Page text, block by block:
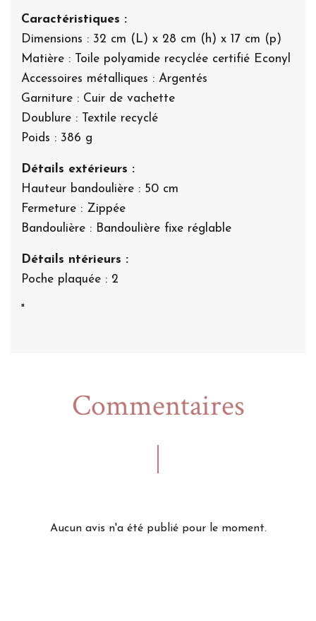
Caractéristiques :
Dimensions : 32 cm (L) x 28 cm (h) x 17 cm (p)
Matière : Toile polyamide recyclée certifié Econyl
Accessoires métalliques : Argentés
Garniture : Cuir de vachette
Doublure : Textile recyclé
Poids : 386 g
Détails extérieurs :
Hauteur bandoulière : 50 cm
Fermeture : Zippée
Bandoulière : Bandoulière fixe réglable
Détails ntérieurs :
Poche plaquée : 2
"
Commentaires
Aucun avis n'a été publié pour le moment.